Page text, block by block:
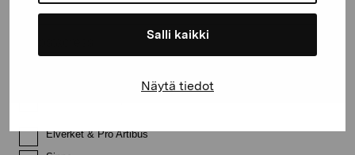
Salli kaikki
Näytä tiedot
Elverket & Pro Artibus